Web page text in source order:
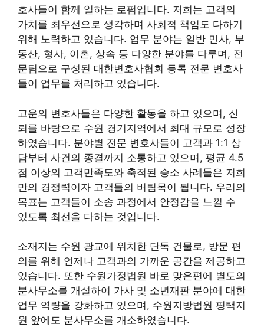
호사들이 함께 일하는 로펌입니다. 저희는 고객의
가치를 최우선으로 생각하며 사회적 책임도 다하기
위해 노력하고 있습니다. 업무 분야는 일반 민사, 부
동산, 형사, 이혼, 상속 등 다양한 분야를 다루며, 전
문팀으로 구성된 대한변호사협회 등록 전문 변호사
들이 업무를 처리하고 있습니다.
고운의 변호사들은 다양한 활동을 하고 있으며, 신
뢰를 바탕으로 수원 경기지역에서 최대 규모로 성장
하였습니다. 분야별 전문 변호사들이 고객과 1:1 상
담부터 사건의 종결까지 소통하고 있으며, 평균 4.5
점 이상의 고객만족도와 축적된 승소 사례들은 저희
만의 경쟁력이자 고객들의 버팀목이 됩니다. 우리의
목표는 고객들이 소송 과정에서 안정감을 느낄 수
있도록 최선을 다하는 것입니다.
소재지는 수원 광교에 위치한 단독 건물로, 방문 편
의를 위해 언제나 고객과의 가까운 공간을 제공하고
있습니다. 또한 수원가정법원 바로 맞은편에 별도의
분사무소를 개설하여 가사 및 소년재판 분야에 대한
업무 역량을 강화하고 있으며, 수원지방법원 평택지
원 앞에도 분사무소를 개소하였습니다.